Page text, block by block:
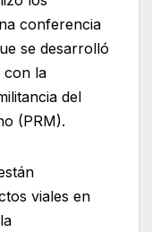
conferencia
se desarrolló
con la
del
(PRM).
viales en